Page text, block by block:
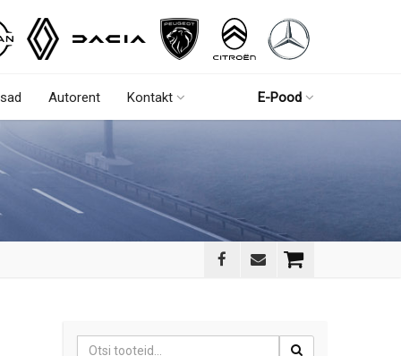
Autorent Kontakt E-Pood
Otsi: